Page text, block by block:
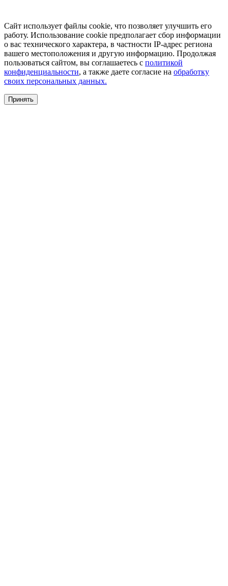
Сайт использует файлы cookie, что позволяет улучшить его
работу. Использование cookie предполагает сбор информации
о вас технического характера, в частности IP-адрес региона
вашего местоположения и другую информацию. Продолжая
пользоваться сайтом, вы соглашаетесь с политикой
конфиденциальности, а также даете согласие на обработку
своих персональных данных.
Принять